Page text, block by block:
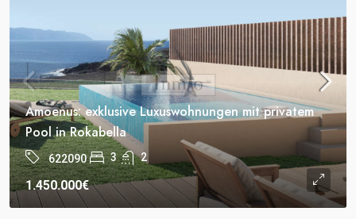
Amoenus: exklusive Luxuswohnungen mit privatem
Pool in Rokabella
622090 3 2
1.450.000€